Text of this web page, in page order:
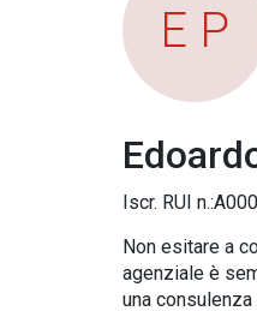
E P
Iscr. RUI
Non esitare a
agenziale è
una